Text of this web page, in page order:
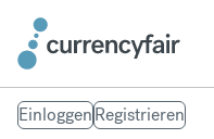
EinloggenRegistrieren